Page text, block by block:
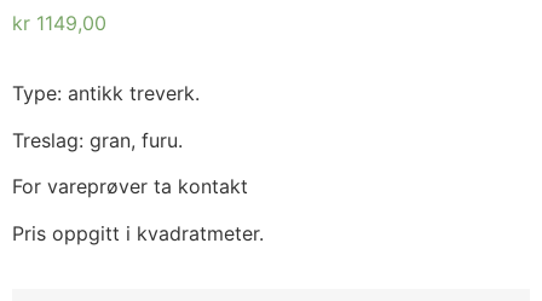
kr 1149,00
Type: antikk treverk.
Treslag: gran, furu.
For vareprøver ta kontakt
Pris oppgitt i kvadratmeter.